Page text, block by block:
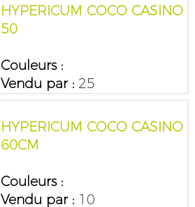
HYPERICUM COCO CASINO
50
Couleurs :
Vendu par :25
HYPERICUM COCO CASINO
60CM
Couleurs :
Vendu par :10